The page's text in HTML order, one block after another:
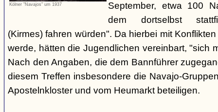
Kölner "Navajos" um 1937
September, etwa 100
dem dortselbst
(Kirmes) fahren würden". Da hierbei mit
werde, hätten die Jugendlichen vereinbart, "sich
Nach den Angaben, die dem Bannführer
diesem Treffen insbesondere die Navajo-
Apostelnkloster und vom Heumarkt beteiligen.